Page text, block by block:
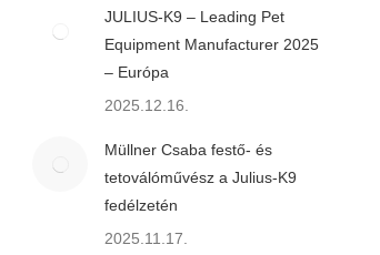
JULIUS-K9 – Leading Pet
Equipment Manufacturer 2025
– Európa
2025.12.16.
Müllner Csaba festő- és
tetoválóművész a Julius-K9
fedélzetén
2025.11.17.